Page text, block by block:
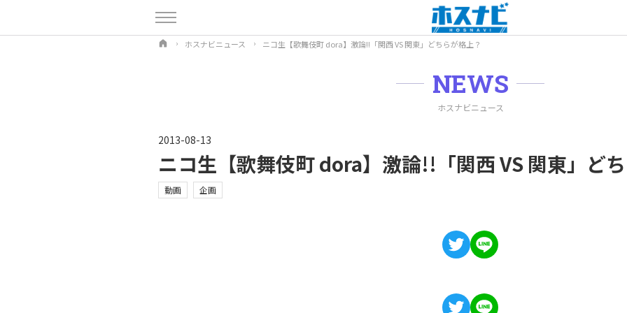
ホスナビニュース ニコ生【歌舞伎町 dora】激論!!「関西 VS 関東」どちらが格上？
NEWS
ホスナビニュース
2013-08-13
ニコ生【歌舞伎町 dora】激論!!「関西 VS 関東」ど
動画 企画